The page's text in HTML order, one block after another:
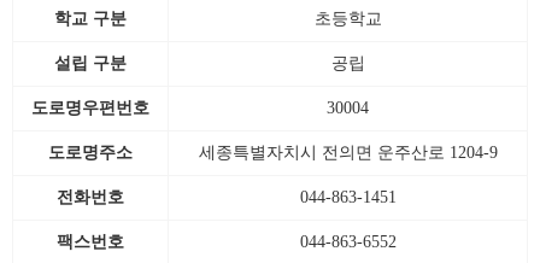
학교 구분 초등학교
설립 구분 공립
도로명우편번호 30004
도로명주소 세종특별자치시 전의면 운주산로 1204-9
전화번호 044-863-1451
팩스번호 044-863-6552